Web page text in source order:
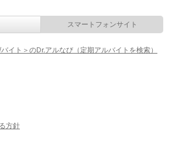
スマートフォンサイト
イト＞のDr.アルなび（定期アルバイトを検索）
方針